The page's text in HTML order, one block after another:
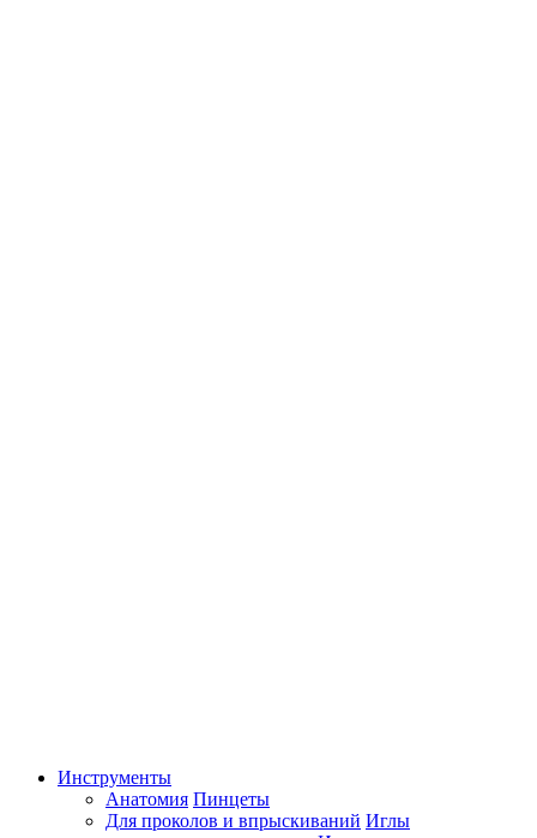
Инструменты
Анатомия Пинцеты
Для проколов и впрыскиваний Иглы